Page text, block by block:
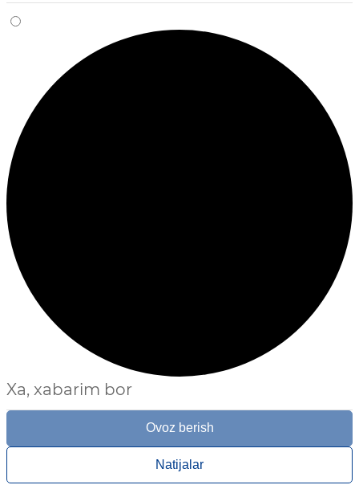
Xa, xabarim bor
Ovoz berish
Natijalar